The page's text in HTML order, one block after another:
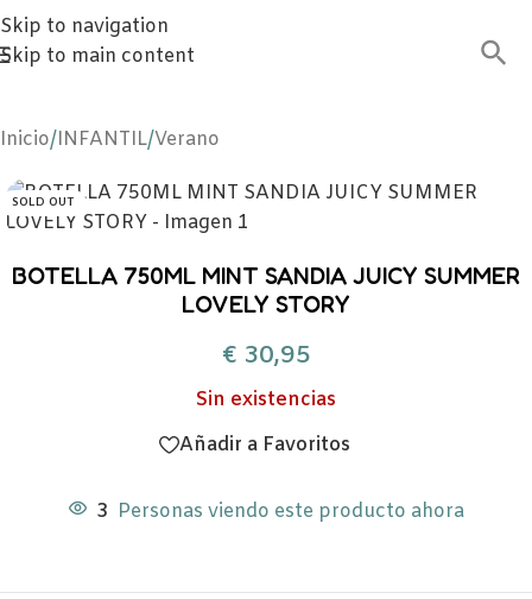
Skip to navigation
Skip to main content
Inicio/INFANTIL/Verano
SOLD OUT
BOTELLA 750ML MINT SANDIA JUICY SUMMER
LOVELY STORY
€30,95
Sin existencias
Añadir a Favoritos
3 Personas viendo este producto ahora